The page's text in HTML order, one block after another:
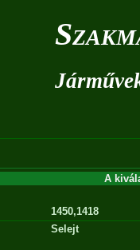
A
1450,1418
Selejt